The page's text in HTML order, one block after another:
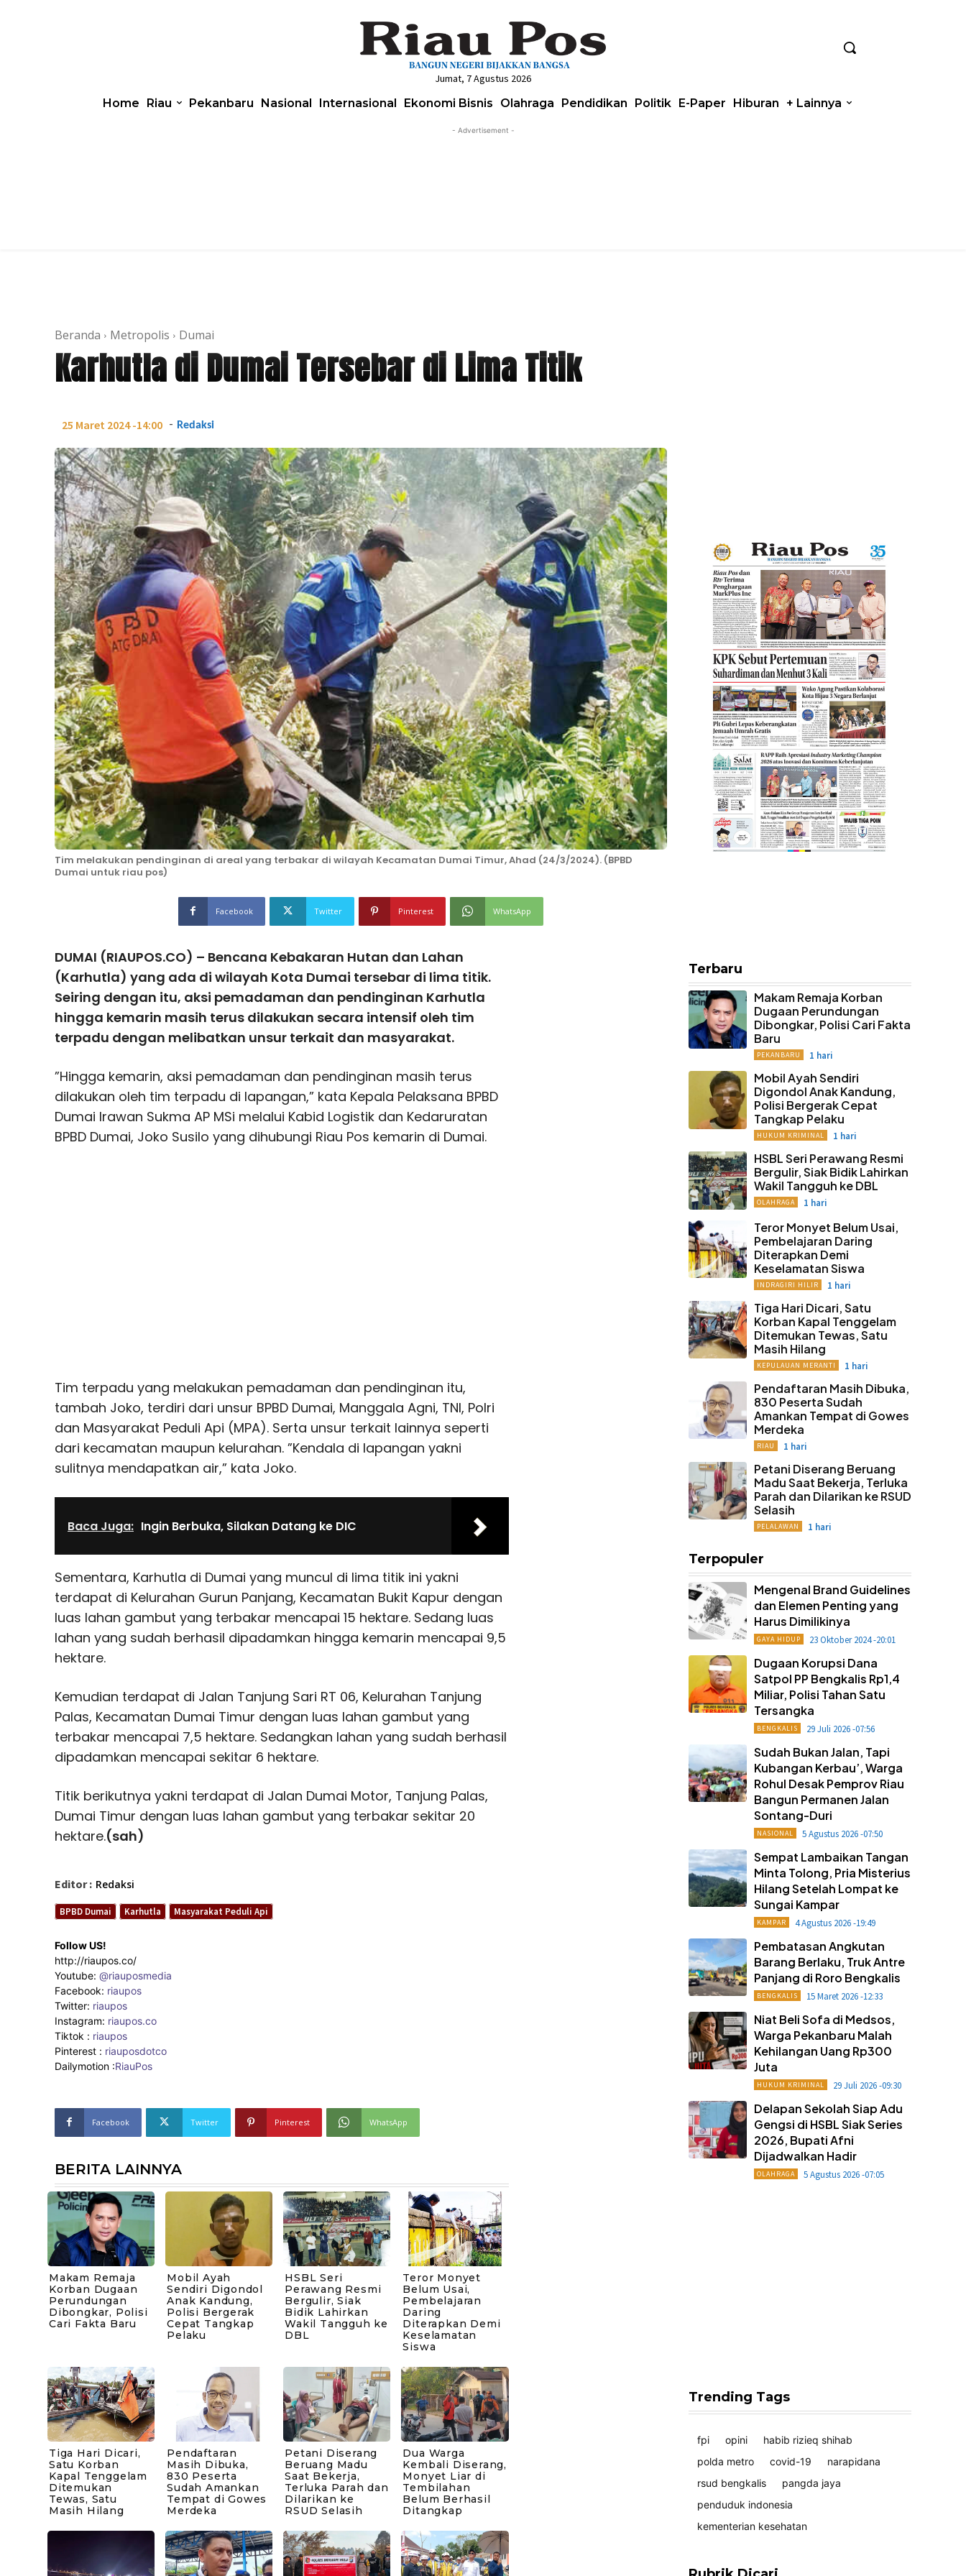
Jumat, 7 Agustus 2026
Home Riau Pekanbaru Nasional Internasional Ekonomi Bisnis Olahraga Pendidikan Politik E-Paper Hiburan + Lainnya
- Advertisement -
Beranda Metropolis Dumai
Karhutla di Dumai Tersebar di Lima Titik
25 Maret 2024 -14:00 - Redaksi
Tim melakukan pendinginan di areal yang terbakar di wilayah Kecamatan Dumai Timur, Ahad (24/3/2024). (BPBD
Dumai untuk riau pos)
Facebook Twitter Pinterest WhatsApp
DUMAI (RIAUPOS.CO) – Bencana Kebakaran Hutan dan Lahan
(Karhutla) yang ada di wilayah Kota Dumai tersebar di lima titik.
Seiring dengan itu, aksi pemadaman dan pendinginan Karhutla
hingga kemarin masih terus dilakukan secara intensif oleh tim
terpadu dengan melibatkan unsur terkait dan masyarakat.
”Hingga kemarin, aksi pemadaman dan pendinginan masih terus
dilakukan oleh tim terpadu di lapangan,” kata Kepala Pelaksana BPBD
Dumai Irawan Sukma AP MSi melalui Kabid Logistik dan Kedaruratan
BPBD Dumai, Joko Susilo yang dihubungi Riau Pos kemarin di Dumai.
Tim terpadu yang melakukan pemadaman dan pendinginan itu,
tambah Joko, terdiri dari unsur BPBD Dumai, Manggala Agni, TNI, Polri
dan Masyarakat Peduli Api (MPA). Serta unsur terkait lainnya seperti
dari kecamatan maupun kelurahan. ”Kendala di lapangan yakni
sulitnya mendapatkan air,” kata Joko.
Baca Juga: Ingin Berbuka, Silakan Datang ke DIC
Sementara, Karhutla di Dumai yang muncul di lima titik ini yakni
terdapat di Kelurahan Gurun Panjang, Kecamatan Bukit Kapur dengan
luas lahan gambut yang terbakar mencapai 15 hektare. Sedang luas
lahan yang sudah berhasil dipadamkan hingga kemarin mencapai 9,5
hektare.
Kemudian terdapat di Jalan Tanjung Sari RT 06, Kelurahan Tanjung
Palas, Kecamatan Dumai Timur dengan luas lahan gambut yang
terbakar mencapai 7,5 hektare. Sedangkan lahan yang sudah berhasil
dipadamkan mencapai sekitar 6 hektare.
Titik berikutnya yakni terdapat di Jalan Dumai Motor, Tanjung Palas,
Dumai Timur dengan luas lahan gambut yang terbakar sekitar 20
hektare.(sah)
Editor : Redaksi
BPBD Dumai Karhutla Masyarakat Peduli Api
Follow US!
http://riaupos.co/
Youtube: @riauposmedia
Facebook: riaupos
Twitter: riaupos
Instagram: riaupos.co
Tiktok : riaupos
Pinterest : riauposdotco
Dailymotion :RiauPos
Facebook Twitter Pinterest WhatsApp
BERITA LAINNYA
Makam Remaja
Korban Dugaan
Perundungan
Dibongkar, Polisi
Cari Fakta Baru
Mobil Ayah
Sendiri Digondol
Anak Kandung,
Polisi Bergerak
Cepat Tangkap
Pelaku
HSBL Seri
Perawang Resmi
Bergulir, Siak
Bidik Lahirkan
Wakil Tangguh ke
DBL
Teror Monyet
Belum Usai,
Pembelajaran
Daring
Diterapkan Demi
Keselamatan
Siswa
Tiga Hari Dicari,
Satu Korban
Kapal Tenggelam
Ditemukan
Tewas, Satu
Masih Hilang
Pendaftaran
Masih Dibuka,
830 Peserta
Sudah Amankan
Tempat di Gowes
Merdeka
Petani Diserang
Beruang Madu
Saat Bekerja,
Terluka Parah dan
Dilarikan ke
RSUD Selasih
Dua Warga
Kembali Diserang,
Monyet Liar di
Tembilahan
Belum Berhasil
Ditangkap
Terbaru
Makam Remaja Korban
Dugaan Perundungan
Dibongkar, Polisi Cari Fakta
Baru
PEKANBARU 1 hari
Mobil Ayah Sendiri
Digondol Anak Kandung,
Polisi Bergerak Cepat
Tangkap Pelaku
HUKUM KRIMINAL 1 hari
HSBL Seri Perawang Resmi
Bergulir, Siak Bidik Lahirkan
Wakil Tangguh ke DBL
OLAHRAGA 1 hari
Teror Monyet Belum Usai,
Pembelajaran Daring
Diterapkan Demi
Keselamatan Siswa
INDRAGIRI HILIR 1 hari
Tiga Hari Dicari, Satu
Korban Kapal Tenggelam
Ditemukan Tewas, Satu
Masih Hilang
KEPULAUAN MERANTI 1 hari
Pendaftaran Masih Dibuka,
830 Peserta Sudah
Amankan Tempat di Gowes
Merdeka
RIAU 1 hari
Petani Diserang Beruang
Madu Saat Bekerja, Terluka
Parah dan Dilarikan ke RSUD
Selasih
PELALAWAN 1 hari
Terpopuler
Mengenal Brand Guidelines
dan Elemen Penting yang
Harus Dimilikinya
GAYA HIDUP 23 Oktober 2024 -20:01
Dugaan Korupsi Dana
Satpol PP Bengkalis Rp1,4
Miliar, Polisi Tahan Satu
Tersangka
BENGKALIS 29 Juli 2026 -07:56
Sudah Bukan Jalan, Tapi
Kubangan Kerbau’, Warga
Rohul Desak Pemprov Riau
Bangun Permanen Jalan
Sontang-Duri
NASIONAL 5 Agustus 2026 -07:50
Sempat Lambaikan Tangan
Minta Tolong, Pria Misterius
Hilang Setelah Lompat ke
Sungai Kampar
KAMPAR 4 Agustus 2026 -19:49
Pembatasan Angkutan
Barang Berlaku, Truk Antre
Panjang di Roro Bengkalis
BENGKALIS 15 Maret 2026 -12:33
Niat Beli Sofa di Medsos,
Warga Pekanbaru Malah
Kehilangan Uang Rp300
Juta
HUKUM KRIMINAL 29 Juli 2026 -09:30
Delapan Sekolah Siap Adu
Gengsi di HSBL Siak Series
2026, Bupati Afni
Dijadwalkan Hadir
OLAHRAGA 5 Agustus 2026 -07:05
Trending Tags
fpi opini
habib rizieq shihab
polda metro
covid-19
narapidana
rsud bengkalis
pangda jaya
penduduk indonesia
kementerian kesehatan